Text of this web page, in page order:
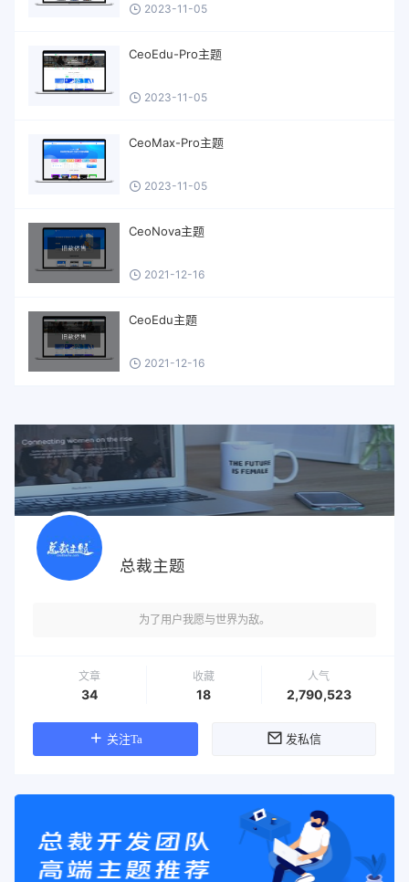
2023-11-05
CeoEdu-Pro主题
2023-11-05
CeoMax-Pro主题
2023-11-05
CeoNova主题
2021-12-16
CeoEdu主题
2021-12-16
总裁主题
为了用户我愿与世界为敌。
文章
34
收藏
18
人气
2,790,523
关注Ta 发私信